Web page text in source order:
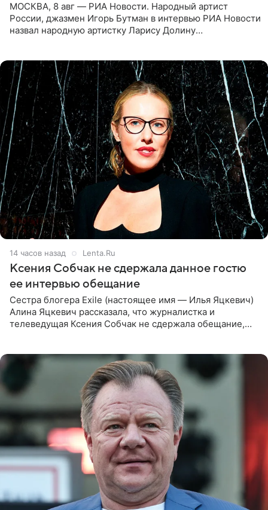
МОСКВА, 8 авг — РИА Новости. Народный артист
России, джазмен Игорь Бутман в интервью РИА Новости
назвал народную артистку Ларису Долину
14 часов назад Lenta.Ru
Ксения Собчак не сдержала данное гостю
ее интервью обещание
Сестра блогера Exile (настоящее имя — Илья Яцкевич)
Алина Яцкевич рассказала, что журналистка и
телеведущая Ксения Собчак не сдержала обещание,